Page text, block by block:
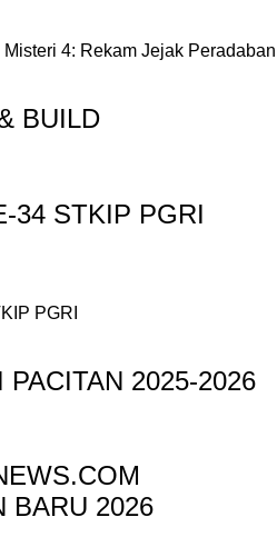
4: Rekam Jejak
BUILD
34 STKIP PGRI
PGRI
2025-2026
BARU 2026